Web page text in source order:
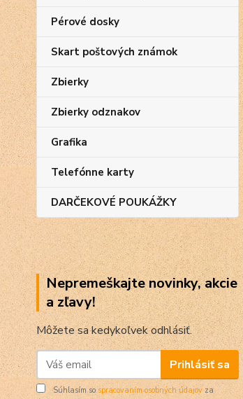
Pérové dosky
Skart poštových známok
Zbierky
Zbierky odznakov
Grafika
Telefónne karty
DARČEKOVÉ POUKÁŽKY
Nepremeškajte novinky, akcie
a zľavy!
Môžete sa kedykoľvek odhlásiť.
Prihlásiť sa
Súhlasím so spracovaním osobných údajov za